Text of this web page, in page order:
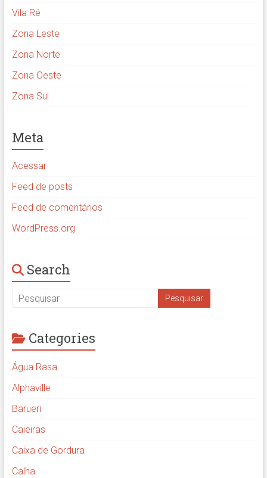
Vila Ré
Zona Leste
Zona Norte
Zona Oeste
Zona Sul
Meta
Acessar
Feed de posts
Feed de comentários
WordPress.org
Search
Categories
Água Rasa
Alphaville
Barueri
Caieiras
Caixa de Gordura
Calha